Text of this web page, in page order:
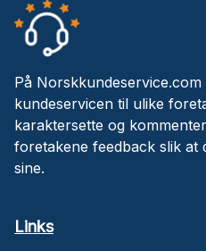
På
kundeservicen til ulike
karaktersette og
foretakene feedback slik at
sine.
Links